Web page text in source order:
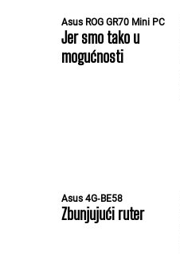
Asus ROG GR70 Mini PC
Jer smo tako u
mogućnosti
Asus 4G‑BE58
Zbunjujući ruter